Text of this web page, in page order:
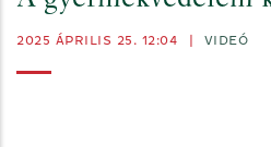
2025 ÁPRILIS 25. 12:04 VIDEÓ